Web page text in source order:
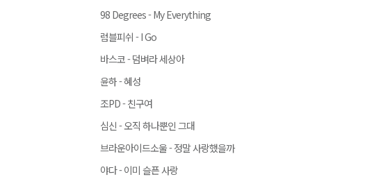
98 Degrees - My Everything
럼블피쉬 - I Go
바스코 - 덤벼라 세상아
윤하 - 혜성
조PD - 친구여
심신 - 오직 하나뿐인 그대
브라운아이드소울 - 정말 사랑했을까
야다 - 이미 슬픈 사랑